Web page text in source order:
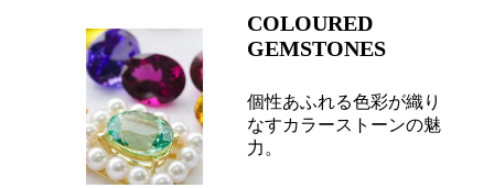
COLOURED
GEMSTONES
個性あふれる色彩が織り
なすカラーストーンの魅
力。